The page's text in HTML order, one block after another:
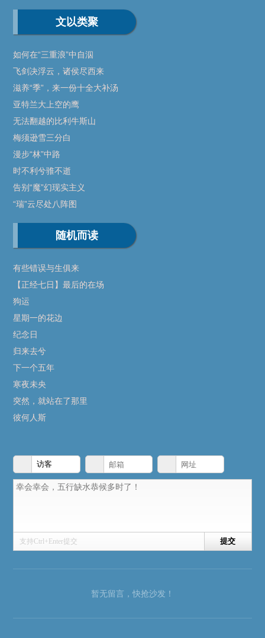
文以类聚
如何在“三重浪”中自泅
飞剑决浮云，诸侯尽西来
滋养“季”，来一份十全大补汤
亚特兰大上空的鹰
无法翻越的比利牛斯山
梅须逊雪三分白
漫步“林”中路
时不利兮骓不逝
告别“魔”幻现实主义
“瑞”云尽处八阵图
随机而读
有些错误与生俱来
【正经七日】最后的在场
狗运
星期一的花边
纪念日
归来去兮
下一个五年
寒夜未央
突然，就站在了那里
彼何人斯
支持Ctrl+Enter提交
暂无留言，快抢沙发！